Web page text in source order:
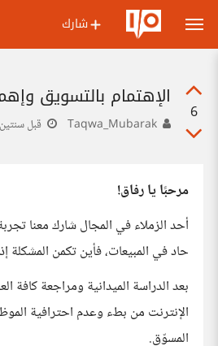
شارك
6
الإهتمام بالتسويق
قبل سنتين
مرحبًا يا رفاق!
أحد الزملاء في المجال شارك معنا
حاد في المبيعات، فأين تكمن المشكلة
بعد الدراسة الميدانية ومراجعة كافة
الإنترنت من بطء وعدم احترافية
المسوّق.